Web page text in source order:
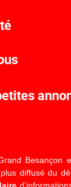
Besançon
diffusé du